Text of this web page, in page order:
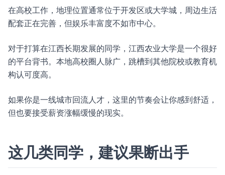
在高校工作，地理位置通常位于开发区或大学城，周边生活
配套正在完善，但娱乐丰富度不如市中心。
对于打算在江西长期发展的同学，江西农业大学是一个很好
的平台背书。本地高校圈人脉广，跳槽到其他院校或教育机
构认可度高。
如果你是一线城市回流人才，这里的节奏会让你感到舒适，
但也要接受薪资涨幅缓慢的现实。
这几类同学，建议果断出手